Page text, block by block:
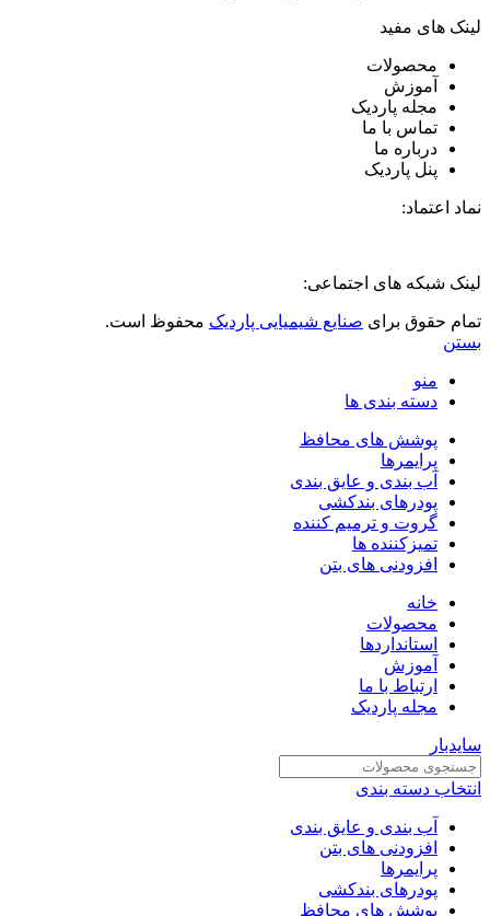
لینک های مفید
محصولات
آموزش
مجله پاردیک
تماس با ما
درباره ما
پنل پاردیک
نماد اعتماد:
لینک شبکه های اجتماعی:
تمام حقوق برای صنایع شیمیایی پاردیک محفوظ است.
بستن
منو
دسته بندی ها
پوشش های محافظ
پرایمرها
آب بندی و عایق بندی
پودرهای بندکشی
گروت و ترمیم کننده
تمیزکننده ها
افزودنی های بتن
خانه
محصولات
استانداردها
آموزش
ارتباط با ما
مجله پاردیک
سایدبار
انتخاب دسته بندی
آب بندی و عایق بندی
افزودنی های بتن
پرایمرها
پودرهای بندکشی
پوشش های محافظ